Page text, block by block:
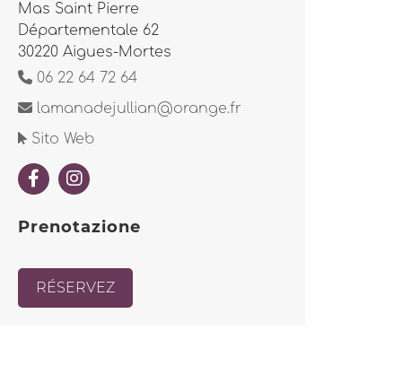
Mas Saint Pierre
Départementale 62
30220 Aigues-Mortes
06 22 64 72 64
lamanadejullian@orange.fr
Sito Web
Prenotazione
RÉSERVEZ